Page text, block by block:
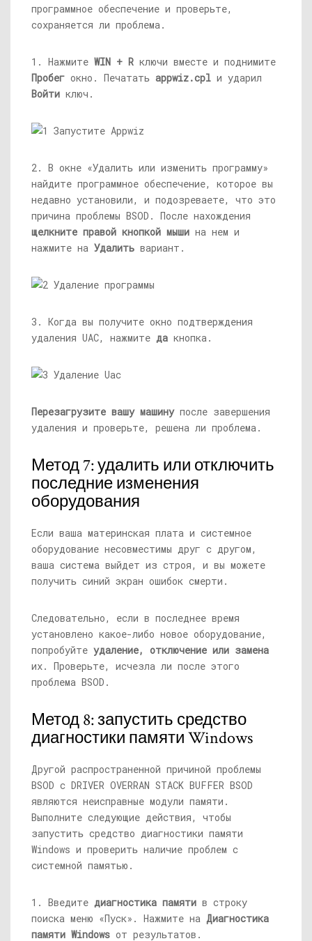
программное обеспечение и проверьте,
сохраняется ли проблема.
1. Нажмите WIN + R ключи вместе и поднимите
Пробег окно. Печатать appwiz.cpl и ударил
Войти ключ.
2. В окне «Удалить или изменить программу»
найдите программное обеспечение, которое вы
недавно установили, и подозреваете, что это
причина проблемы BSOD. После нахождения
щелкните правой кнопкой мыши на нем и
нажмите на Удалить вариант.
3. Когда вы получите окно подтверждения
удаления UAC, нажмите да кнопка.
Перезагрузите вашу машинупосле завершения
удаления и проверьте, решена ли проблема.
Метод 7: удалить или отключить
последние изменения
оборудования
Если ваша материнская плата и системное
оборудование несовместимы друг с другом,
ваша система выйдет из строя, и вы можете
получить синий экран ошибок смерти.
Следовательно, если в последнее время
установлено какое-либо новое оборудование,
попробуйте удаление, отключение или замена
их. Проверьте, исчезла ли после этого
проблема BSOD.
Метод 8: запустить средство
диагностики памяти Windows
Другой распространенной причиной проблемы
BSOD с DRIVER OVERRAN STACK BUFFER BSOD
являются неисправные модули памяти.
Выполните следующие действия, чтобы
запустить средство диагностики памяти
Windows и проверить наличие проблем с
системной памятью.
1. Введите диагностика памяти в строку
поиска меню «Пуск». Нажмите на Диагностика
памяти Windows от результатов.